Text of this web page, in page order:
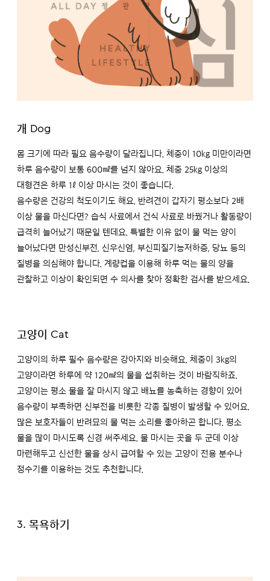
개 Dog
몸 크기에 따라 필요 음수량이 달라집니다. 체중이 10kg 미만이라면
하루 음수량이 보통 600㎖를 넘지 않아요. 체중 25kg 이상의
대형견은 하루 1ℓ 이상 마시는 것이 좋습니다.
음수량은 건강의 척도이기도 해요. 반려견이 갑자기 평소보다 2배
이상 물을 마신다면? 습식 사료에서 건식 사료로 바꿨거나 활동량이
급격히 늘어났기 때문일 텐데요. 특별한 이유 없이 물 먹는 양이
늘어났다면 만성신부전, 신우신염, 부신피질기능저하증, 당뇨 등의
질병을 의심해야 합니다. 계량컵을 이용해 하루 먹는 물의 양을
관찰하고 이상이 확인되면 수 의사를 찾아 정확한 검사를 받으세요.
고양이 Cat
고양이의 하루 필수 음수량은 강아지와 비슷해요. 체중이 3kg의
고양이라면 하루에 약 120㎖의 물을 섭취하는 것이 바람직하죠.
고양이는 평소 물을 잘 마시지 않고 배뇨를 농축하는 경향이 있어
음수량이 부족하면 신부전을 비롯한 각종 질병이 발생할 수 있어요.
많은 보호자들이 반려묘의 물 먹는 소리를 좋아하곤 합니다. 평소
물을 많이 마시도록 신경 써주세요. 물 마시는 곳을 두 군데 이상
마련해두고 신선한 물을 상시 급여할 수 있는 고양이 전용 분수나
정수기를 이용하는 것도 추천합니다.
3. 목욕하기